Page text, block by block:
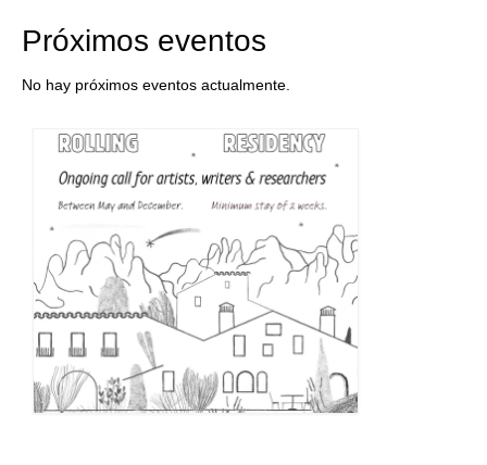
Próximos eventos
No hay próximos eventos actualmente.